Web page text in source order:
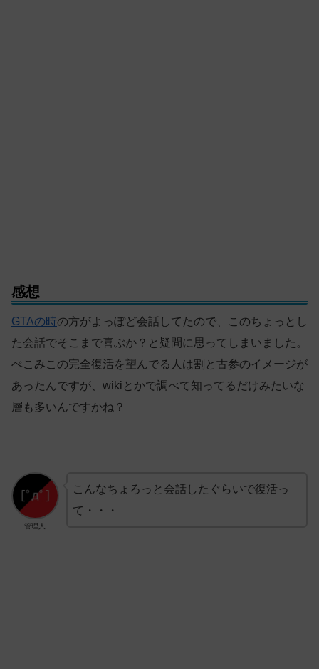
感想
GTAの時の方がよっぽど会話してたので、このちょっとし
た会話でそこまで喜ぶか？と疑問に思ってしまいました。
ぺこみこの完全復活を望んでる人は割と古参のイメージが
あったんですが、wikiとかで調べて知ってるだけみたいな
層も多いんですかね？
管理人
こんなちょろっと会話したぐらいで復活っ
て・・・